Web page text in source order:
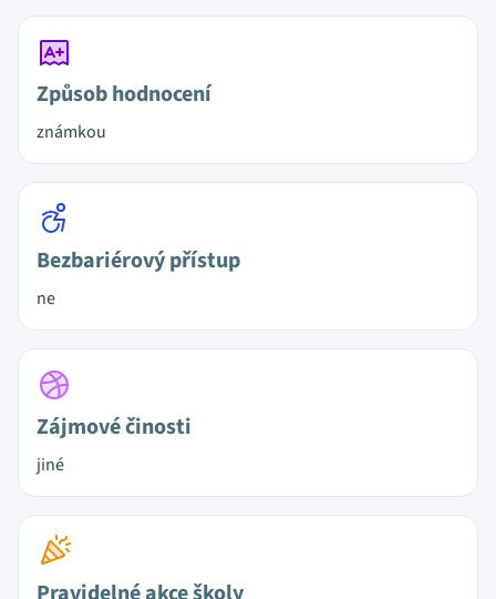
Způsob hodnocení
známkou
Bezbariérový přístup
ne
Zájmové činosti
jiné